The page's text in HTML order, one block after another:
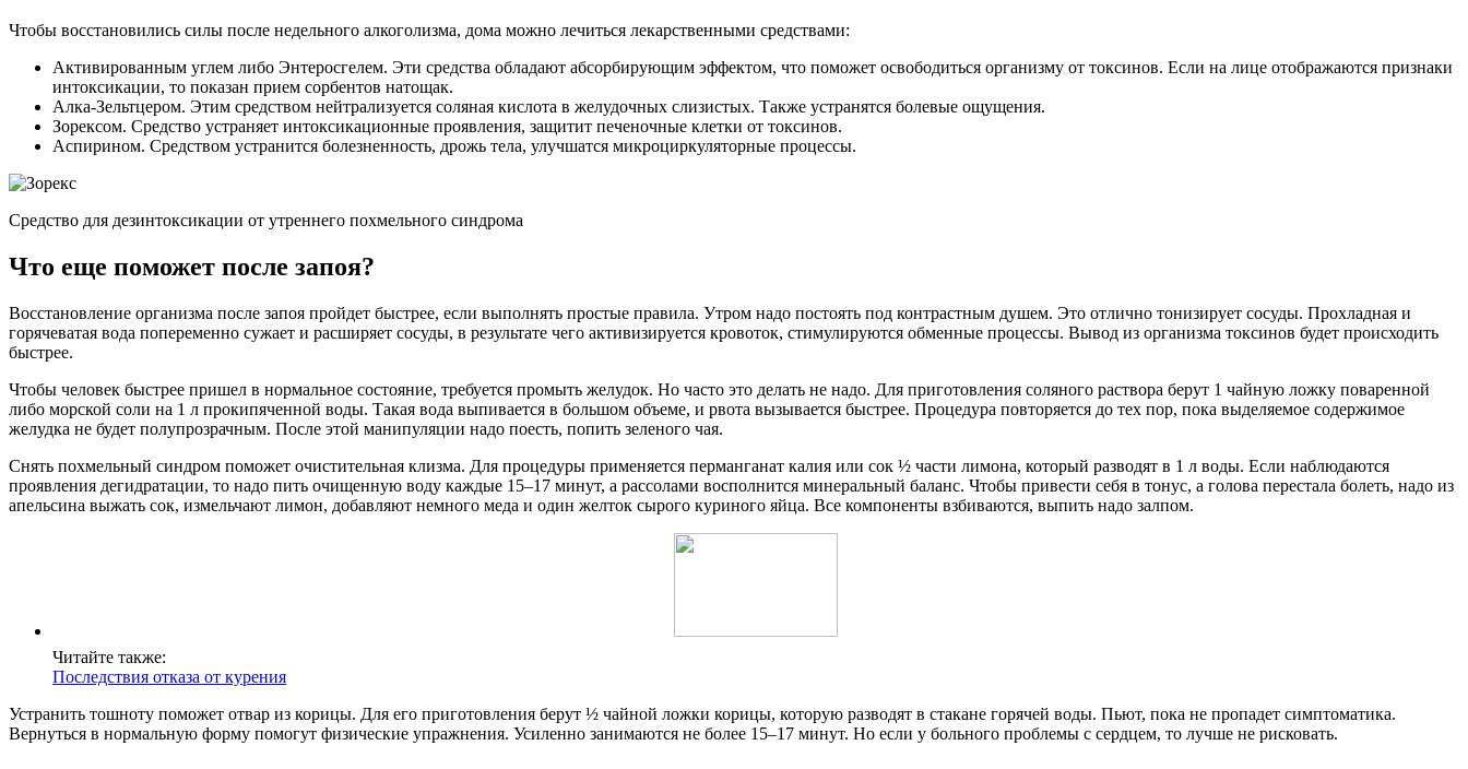
Чтобы восстановились силы после недельного алкоголизма, дома можно лечиться лекарственными средствами:
Активированным углем либо Энтеросгелем. Эти средства обладают абсорбирующим эффектом, что поможет освободиться организму от токсинов. Если на лице отображаются признаки
интоксикации, то показан прием сорбентов натощак.
Алка-Зельтцером. Этим средством нейтрализуется соляная кислота в желудочных слизистых. Также устранятся болевые ощущения.
Зорексом. Средство устраняет интоксикационные проявления, защитит печеночные клетки от токсинов.
Аспирином. Средством устранится болезненность, дрожь тела, улучшатся микроциркуляторные процессы.
Средство для дезинтоксикации от утреннего похмельного синдрома
Что еще поможет после запоя?
Восстановление организма после запоя пройдет быстрее, если выполнять простые правила. Утром надо постоять под контрастным душем. Это отлично тонизирует сосуды. Прохладная и
горячеватая вода попеременно сужает и расширяет сосуды, в результате чего активизируется кровоток, стимулируются обменные процессы. Вывод из организма токсинов будет происходить
быстрее.
Чтобы человек быстрее пришел в нормальное состояние, требуется промыть желудок. Но часто это делать не надо. Для приготовления соляного раствора берут 1 чайную ложку поваренной
либо морской соли на 1 л прокипяченной воды. Такая вода выпивается в большом объеме, и рвота вызывается быстрее. Процедура повторяется до тех пор, пока выделяемое содержимое
желудка не будет полупрозрачным. После этой манипуляции надо поесть, попить зеленого чая.
Снять похмельный синдром поможет очистительная клизма. Для процедуры применяется перманганат калия или сок ½ части лимона, который разводят в 1 л воды. Если наблюдаются
проявления дегидратации, то надо пить очищенную воду каждые 15–17 минут, а рассолами восполнится минеральный баланс. Чтобы привести себя в тонус, а голова перестала болеть, надо из
апельсина выжать сок, измельчают лимон, добавляют немного меда и один желток сырого куриного яйца. Все компоненты взбиваются, выпить надо залпом.
Читайте также:
Последствия отказа от курения
Устранить тошноту поможет отвар из корицы. Для его приготовления берут ½ чайной ложки корицы, которую разводят в стакане горячей воды. Пьют, пока не пропадет симптоматика.
Вернуться в нормальную форму помогут физические упражнения. Усиленно занимаются не более 15–17 минут. Но если у больного проблемы с сердцем, то лучше не рисковать.